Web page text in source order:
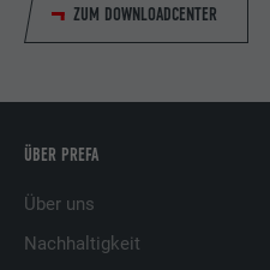
ZUM DOWNLOADCENTER
ÜBER PREFA
Über uns
Nachhaltigkeit